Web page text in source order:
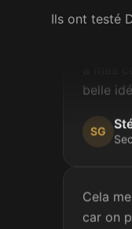
Ils ont testé
bien
car on